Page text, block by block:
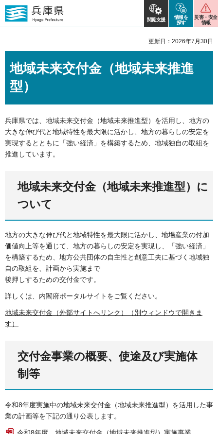
閲覧支援
情報を
探す
災害・安全
情報
更新日：2026年7月30日
地域未来交付金（地域未来推進
型）
兵庫県では、地域未来交付金（地域未来推進型）を活用し、地方の
大きな伸び代と地域特性を最大限に活かし、地方の暮らしの安定を
実現するとともに「強い経済」を構築するため、地域独自の取組を
推進しています。
地域未来交付金（地域未来推進型）に
ついて
地方の大きな伸び代と地域特性を最大限に活かし、地場産業の付加
価値向上等を通じて、地方の暮らしの安定を実現し、「強い経済」
を構築するため、地方公共団体の自主性と創意工夫に基づく地域独
自の取組を、計画から実施まで
後押しするための交付金です。
詳しくは、内閣府ポータルサイトをご覧ください。
地域未来交付金（外部サイトへリンク）（別ウィンドウで開きま
す）
交付金事業の概要、使途及び実施体
制等
令和8年度実施中の地域未来交付金（地域未来推進型）を活用した事
業の計画等を下記の通り公表します。